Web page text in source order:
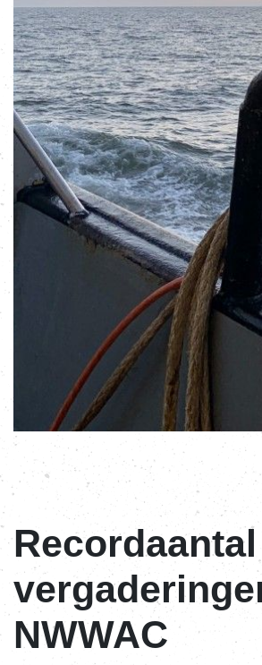
Recordaantal
NWWAC